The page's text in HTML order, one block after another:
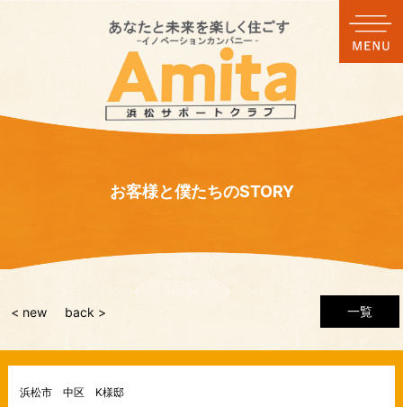
お客様と僕たちのSTORY
一覧
< new back >
浜松市 中区 K様邸